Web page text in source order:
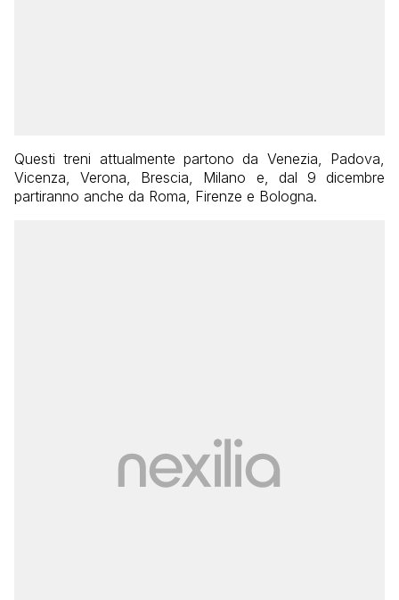
Questi treni attualmente partono da Venezia, Padova,
Vicenza, Verona, Brescia, Milano e, dal 9 dicembre
partiranno anche da Roma, Firenze e Bologna.